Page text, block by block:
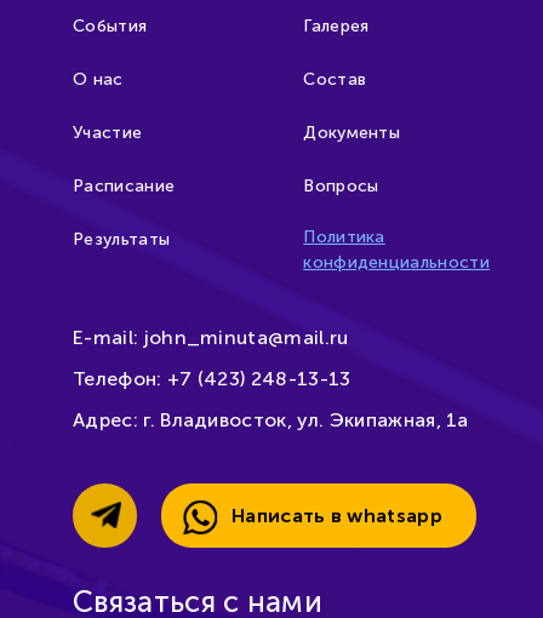
События
О нас
Участие
Расписание
Результаты
Галерея
Состав
Документы
Вопросы
Политика
конфиденциальности
E-mail: john_minuta@mail.ru
Телефон: +7 (423) 248-13-13
Адрес: г. Владивосток, ул. Экипажная, 1а
Написать в whatsapp
Связаться с нами